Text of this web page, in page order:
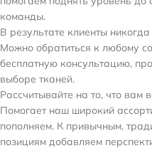
команды.
В результате клиенты
Можно обратиться к любому
бесплатную консультацию,
выборе тканей.
Рассчитывайте на то, что вам
Помогает наш широкий
пополняем. К привычным,
позициям добавляем